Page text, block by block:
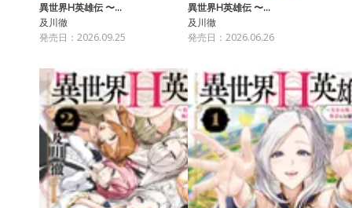
異世界H英雄伝 〜…
及川徹
発売日：2026.09.25
異世界H英雄伝 〜…
及川徹
発売日：2026.06.26